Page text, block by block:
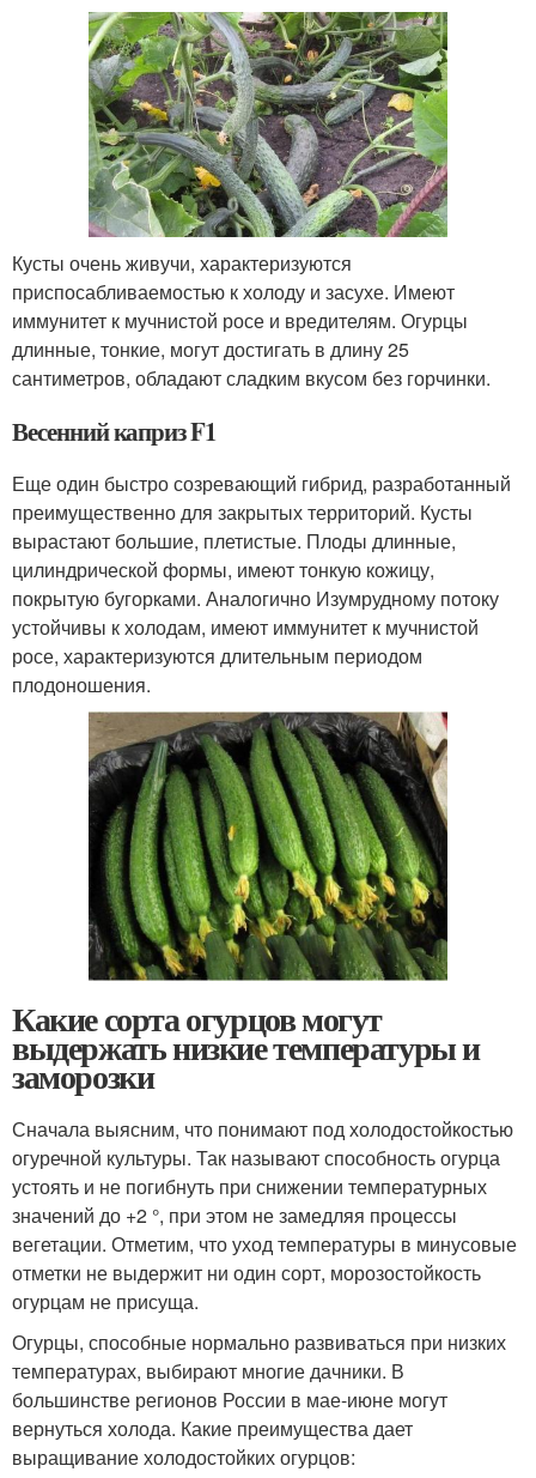
Кусты очень живучи, характеризуются
приспосабливаемостью к холоду и засухе. Имеют
иммунитет к мучнистой росе и вредителям. Огурцы
длинные, тонкие, могут достигать в длину 25
сантиметров, обладают сладким вкусом без горчинки.
Весенний каприз F1
Еще один быстро созревающий гибрид, разработанный
преимущественно для закрытых территорий. Кусты
вырастают большие, плетистые. Плоды длинные,
цилиндрической формы, имеют тонкую кожицу,
покрытую бугорками. Аналогично Изумрудному потоку
устойчивы к холодам, имеют иммунитет к мучнистой
росе, характеризуются длительным периодом
плодоношения.
Какие сорта огурцов могут
выдержать низкие температуры и
заморозки
Сначала выясним, что понимают под холодостойкостью
огуречной культуры. Так называют способность огурца
устоять и не погибнуть при снижении температурных
значений до +2 °, при этом не замедляя процессы
вегетации. Отметим, что уход температуры в минусовые
отметки не выдержит ни один сорт, морозостойкость
огурцам не присуща.
Огурцы, способные нормально развиваться при низких
температурах, выбирают многие дачники. В
большинстве регионов России в мае-июне могут
вернуться холода. Какие преимущества дает
выращивание холодостойких огурцов: